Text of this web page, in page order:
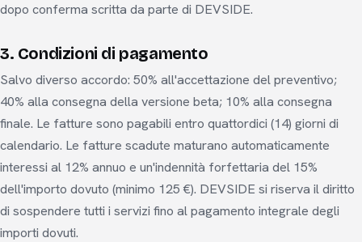
dopo conferma scritta da parte di DEVSIDE.
3. Condizioni di pagamento
Salvo diverso accordo: 50% all'accettazione del preventivo;
40% alla consegna della versione beta; 10% alla consegna
finale. Le fatture sono pagabili entro quattordici (14) giorni di
calendario. Le fatture scadute maturano automaticamente
interessi al 12% annuo e un'indennità forfettaria del 15%
dell'importo dovuto (minimo 125 €). DEVSIDE si riserva il diritto
di sospendere tutti i servizi fino al pagamento integrale degli
importi dovuti.